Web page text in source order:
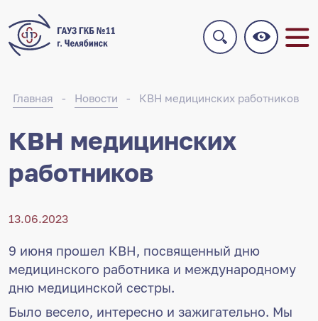
Главная Новости КВН медицинских работников
КВН медицинских
работников
13.06.2023
9 июня прошел КВН, посвященный дню
медицинского работника и международному
дню медицинской сестры.
Было весело, интересно и зажигательно. Мы